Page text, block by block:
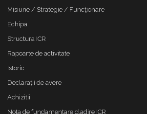
Misiune / Strategie / Funcţionare
Echipa
Structura ICR
Rapoarte de activitate
Istoric
Declaraţii de avere
Achizitii
Nota de fundamentare cladire ICR